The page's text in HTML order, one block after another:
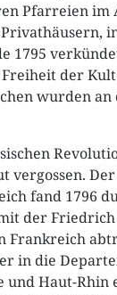
Pfarreien im
1795
der
wurden an
vergossen.
fand 1796
der Friedrich
Frankreich
in die
und Haut-Rhin